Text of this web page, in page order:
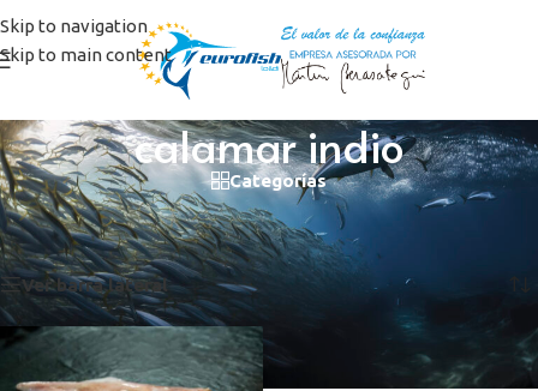
Skip to navigation
Skip to main content
calamar indio
Categorías
Inicio/Productos etiquetados “calamar indio”
Mostrando el único resultado
Ver barra lateral